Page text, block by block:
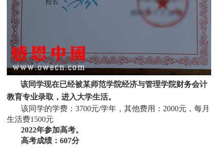
该同学现在已经被某师范学院经济与管理学院财务会计
教育专业录取，进入大学生活。
该同学的学费： 3700元/学年，其他费用：2000元， 每月
生活费1500元
2022年参加高考。
高考成绩：607分